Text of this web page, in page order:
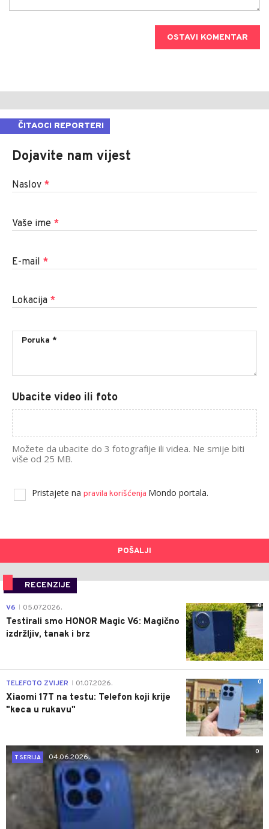
OSTAVI KOMENTAR
ČITAOCI REPORTERI
Dojavite nam vijest
Naslov *
Vaše ime *
E-mail *
Lokacija *
Ubacite video ili foto
Možete da ubacite do 3 fotografije ili videa. Ne smije biti
više od 25 MB.
Pristajete na pravila korišćenja Mondo portala.
POŠALJI
RECENZIJE
0
V6 05.07.2026.
Testirali smo HONOR Magic V6: Magično
izdržljiv, tanak i brz
0
TELEFOTO ZVIJER 01.07.2026.
Xiaomi 17T na testu: Telefon koji krije
"keca u rukavu"
0
T SERIJA
04.06.2026.